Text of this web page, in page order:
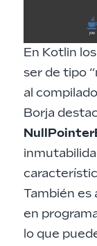
En Kotlin
ser de tipo
al
Borja
También es
en
lo que